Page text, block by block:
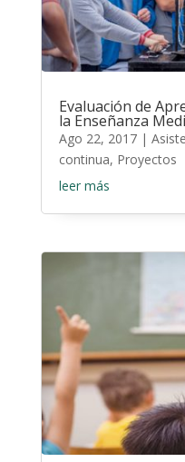
Evaluación de
la Enseñanza
Ago 22, 2017|
continua, Proyectos
leer más